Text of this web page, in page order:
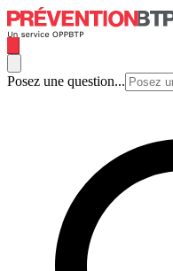
Posez une question...